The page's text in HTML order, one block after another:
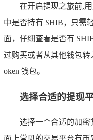
在开启提现之旅前,
中是否持有 SHIB，只需
面，仔细查看是否有
过购买或者从其他钱包转
oken 钱包。
选择合适的提现
选择一个合适的加